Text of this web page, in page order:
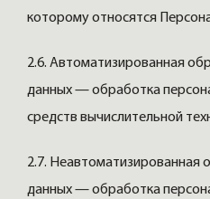
которому относятся
2.6. Автоматизированная
данных — обработка
средств вычислительной
2.7. Неавтоматизированная
данных — обработка